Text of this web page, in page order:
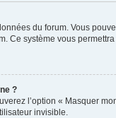
du forum. Vous
système vous
?
l’option « Masquer
invisible.